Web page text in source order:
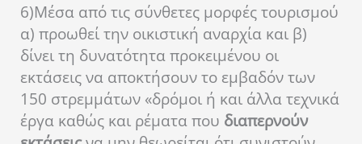
6)Μέσα από τις σύνθετες μορφές τουρισμού
α) προωθεί την οικιστική αναρχία και β)
δίνει τη δυνατότητα προκειμένου οι
εκτάσεις να αποκτήσουν το εμβαδόν των
150 στρεμμάτων «δρόμοι ή και άλλα τεχνικά
έργα καθώς και ρέματα που διαπερνούν